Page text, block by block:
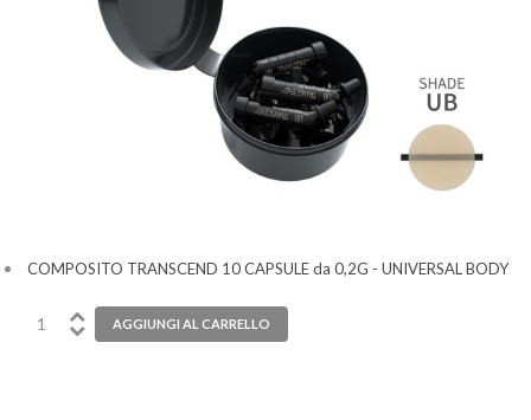
COMPOSITO TRANSCEND 10 CAPSULE da 0,2G - UNIVERSAL BODY